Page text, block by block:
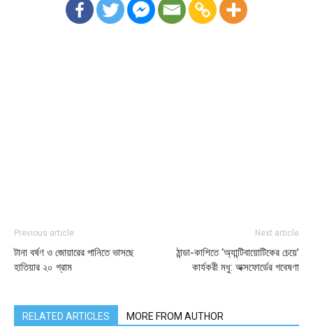
Previous article
টানা বর্ষণ ও জোয়ারের পানিতে ভাসছে
হাতিয়ার ২০ গ্রাম
Next article
ঠান্ডা-কাশিতে ‘অ্যান্টিবায়োটিকের চেয়ে’
কার্যকরী মধু: অক্সফোর্ডের গবেষণা
RELATED ARTICLES MORE FROM AUTHOR